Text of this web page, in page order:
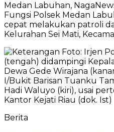
Medan Labuhan,
Fungsi Polsek Medan
cepat melakukan patroli
Kelurahan Sei Mati,
Berita